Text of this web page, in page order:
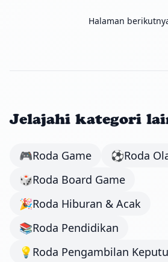
Halaman
Jelajahi kategori
🎮Roda Game ⚽Roda
🎲Roda Board Game
🎉Roda Hiburan & Acak
📚Roda Pendidikan
💡 Roda Pengambilan